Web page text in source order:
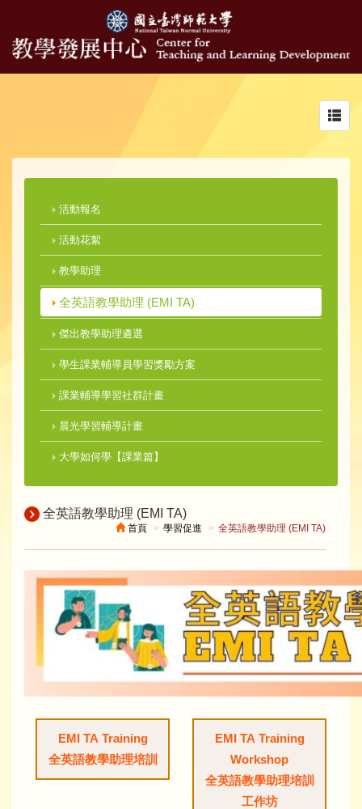
活動報名
活動花絮
教學助理
全英語教學助理 (EMI TA)
傑出教學助理遴選
學生課業輔導員學習獎勵方案
課業輔導學習社群計畫
晨光學習輔導計畫
大學如何學【課業篇】
全英語教學助理 (EMI TA)
首頁 學習促進 全英語教學助理 (EMI TA)
EMI TA Training
全英語教學助理培訓
EMI TA Training
Workshop
全英語教學助理培訓
工作坊